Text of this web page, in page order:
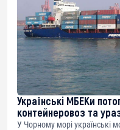
Українські МБЕКи
контейнеровоз та
У Чорному морі українські